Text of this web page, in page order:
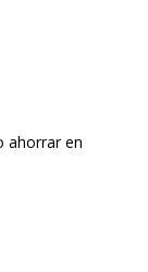
ahorrar en